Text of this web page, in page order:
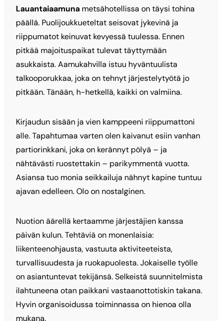
Lauantaiaamuna metsähotellissa on täysi tohina
päällä. Puolijoukkueteltat seisovat jykevinä ja
riippumatot keinuvat kevyessä tuulessa. Ennen
pitkää majoituspaikat tulevat täyttymään
asukkaista. Aamukahvilla istuu hyväntuulista
talkooporukkaa, joka on tehnyt järjestelytyötä jo
pitkään. Tänään, h-hetkellä, kaikki on valmiina.
Kirjaudun sisään ja vien kamppeeni riippumattoni
alle. Tapahtumaa varten olen kaivanut esiin vanhan
partiorinkkani, joka on kerännyt pölyä – ja
nähtävästi ruostettakin – parikymmentä vuotta.
Asiansa tuo monia seikkailuja nähnyt kapine tuntuu
ajavan edelleen. Olo on nostalginen.
Nuotion äärellä kertaamme järjestäjien kanssa
päivän kulun. Tehtäviä on monenlaisia:
liikenteenohjausta, vastuuta aktiviteeteista,
turvallisuudesta ja ruokapuolesta. Jokaiselle työlle
on asiantuntevat tekijänsä. Selkeistä suunnitelmista
ilahtuneena otan paikkani vastaanottotiskin takana.
Hyvin organisoidussa toiminnassa on hienoa olla
mukana.